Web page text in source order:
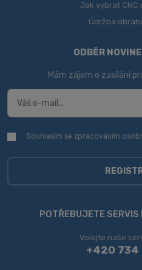
Jak vybrat CNC
Údržba
ODBĚR
Mám zájem o zasílání
Souhlasím
zpracováním
Souhlasím se zpracováním
se
POTŘEBUJETE SERVIS
Volejte naše
+420 734